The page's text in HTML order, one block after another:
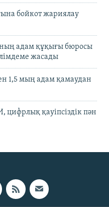
бойкот жариялау
адам құқығы бюросы
жасады
1,5 мың адам қамаудан
цифрлық қауіпсіздік пән